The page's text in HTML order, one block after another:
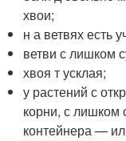
хвои;
н а ветвях есть
ветви с лишком
хвоя т усклая;
у растений с
корни, с лишком
контейнера —